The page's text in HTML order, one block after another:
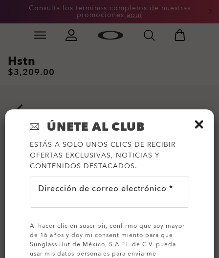
Skip to
Consulta los terminos completos de nuestras
promocionesaquí
Slide 3 of 3. Consulta los terminos completos de
Hstn
$3,209.00
ÚNETE AL CLUB
ESTÁS A SOLO UNOS CLICS DE RECIBIR
OFERTAS EXCLUSIVAS, NOTICIAS Y
CONTENIDOS DESTACADOS.
Dirección de correo electrónico *
Al hacer clic en suscribir, confirmo que soy mayor
de 16 años y doy mi consentimiento para que
Sunglass Hut de México, S.A.P.I. de C.V. pueda
usar mis datos personales para enviarme